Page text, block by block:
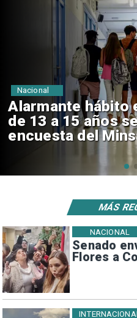
Aprueban
Sebastián Piñera
de $4 mil millones
Regiones
Senado
Flores a
NACIONAL
INTERNACIONAL
MÁS